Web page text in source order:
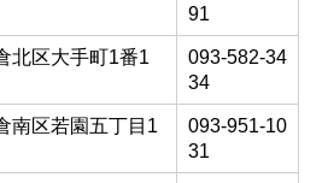
91
北区大手町1番1
093-582-34
34
南区若園五丁目1
093-951-10
31